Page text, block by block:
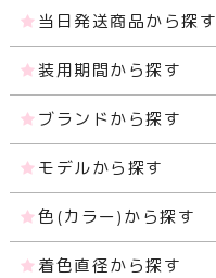
当日発送商品から探す
装用期間から探す
ブランドから探す
モデルから探す
色(カラー)から探す
着色直径から探す